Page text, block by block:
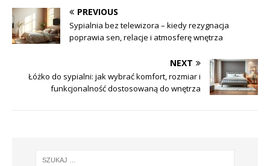
PREVIOUS
Sypialnia bez telewizora – kiedy rezygnacja
poprawia sen, relacje i atmosferę wnętrza
NEXT
Łóżko do sypialni: jak wybrać komfort, rozmiar i
funkcjonalność dostosowaną do wnętrza